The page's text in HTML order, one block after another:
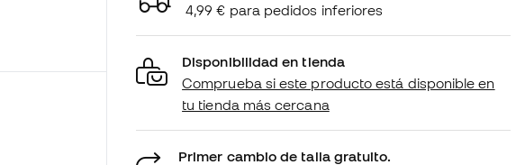
4,99 € para pedidos inferiores
Disponibilidad en tienda
Comprueba si este producto está disponible en
tu tienda más cercana
Primer cambio de talla gratuito.